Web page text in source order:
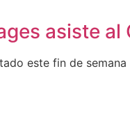
asiste
este fin de